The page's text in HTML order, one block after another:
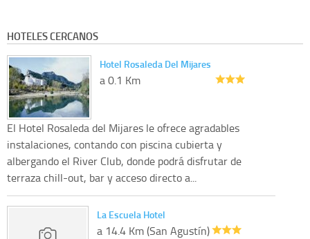
HOTELES CERCANOS
Hotel Rosaleda Del Mijares
a 0.1 Km
El Hotel Rosaleda del Mijares le ofrece agradables
instalaciones, contando con piscina cubierta y
albergando el River Club, donde podrá disfrutar de
terraza chill-out, bar y acceso directo a...
La Escuela Hotel
a 14.4 Km (San Agustín)